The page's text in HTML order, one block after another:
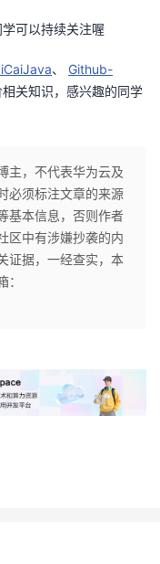
可以持续关注喔
、 Github-
关知识，感兴趣的同学
主，不代表华为云及
必须标注文章的来源
基本信息，否则作者
区中有涉嫌抄袭的内
证据，一经查实，本